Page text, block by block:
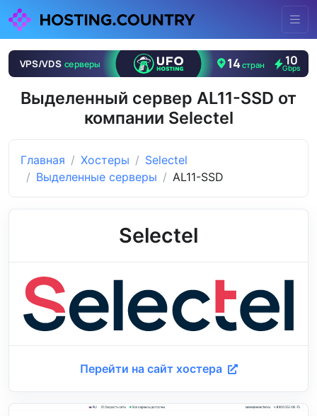
Выделенный сервер AL11-SSD от
компании Selectel
Главная Хостеры
Selectel
Выделенные серверы
AL11-SSD
Selectel
Перейти на сайт хостера